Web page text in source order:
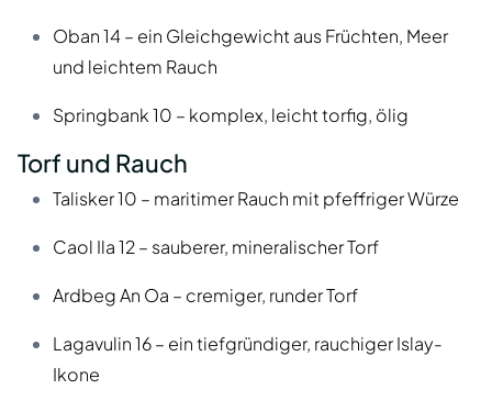
Oban 14 – ein Gleichgewicht aus Früchten, Meer
und leichtem Rauch
Springbank 10 – komplex, leicht torfig, ölig
Torf und Rauch
Talisker 10 – maritimer Rauch mit pfeffriger Würze
Caol Ila 12 – sauberer, mineralischer Torf
Ardbeg An Oa – cremiger, runder Torf
Lagavulin 16 – ein tiefgründiger, rauchiger Islay-
Ikone